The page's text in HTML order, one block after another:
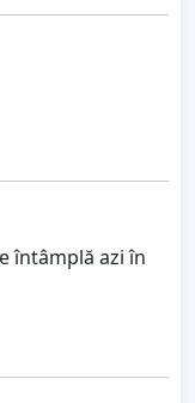
întâmplă azi în